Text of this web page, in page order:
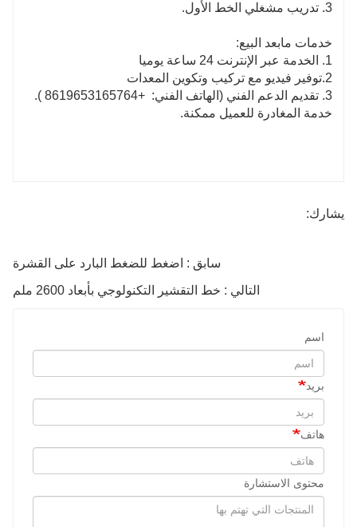
3. تدريب مشغلي الخط الأول.
خدمات مابعد البيع:
1. الخدمة عبر الإنترنت 24 ساعة يوميا
2.توفير فيديو مع تركيب وتكوين المعدات
3. تقديم الدعم الفني (الهاتف الفني:
+8619653165764
).
خدمة المغادرة للعميل ممكنة.
يشارك:
سابق : اضغط للضغط البارد على القشرة
التالي : خط التقشير التكنولوجي بأبعاد 2600 ملم
اسم
بريد
هاتف
محتوى الاستشارة